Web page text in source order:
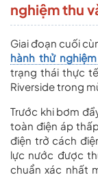
nghiệm thu
Giai đoạn cuối
hành thử
trạng thái thực
Riverside trong
Trước khi bơm
toàn điện áp
điện trở cách
lực nước được
chuẩn xác nhất